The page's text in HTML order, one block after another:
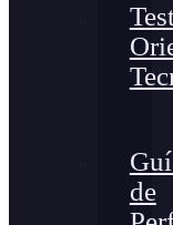
de